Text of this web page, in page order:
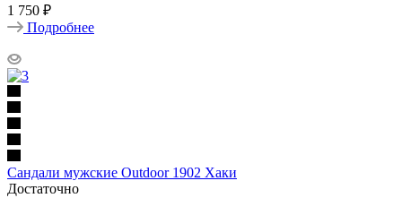
1 750 ₽
Подробнее
Сандали мужские Outdoor 1902 Хаки
Достаточно